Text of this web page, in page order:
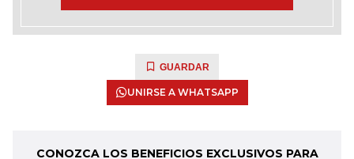
GUARDAR
UNIRSE A WHATSAPP
CONOZCA LOS BENEFICIOS EXCLUSIVOS PARA